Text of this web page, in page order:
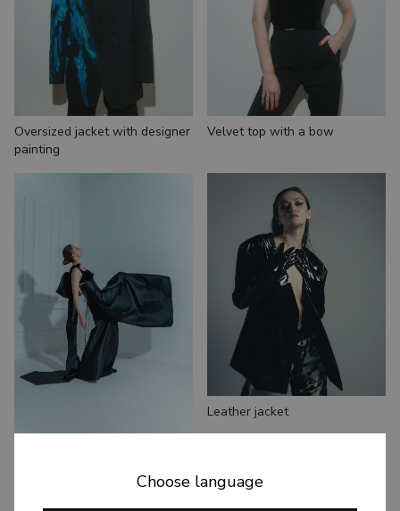
Oversized jacket with designer
painting
Velvet top with a bow
Leather jacket
Choose language